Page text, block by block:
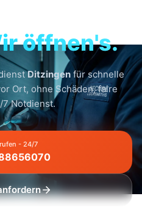
öffnen's.
Ditzingenfür schnelle
Ort, ohne Schäden, faire
7 Notdienst.
- 24/7